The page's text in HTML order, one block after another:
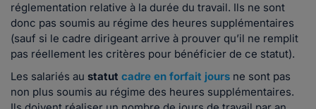
réglementation relative à la durée du travail. Ils ne sont
donc pas soumis au régime des heures supplémentaires
(sauf si le cadre dirigeant arrive à prouver qu’il ne remplit
pas réellement les critères pour bénéficier de ce statut).
Les salariés au statut cadre en forfait jours ne sont pas
non plus soumis au régime des heures supplémentaires.